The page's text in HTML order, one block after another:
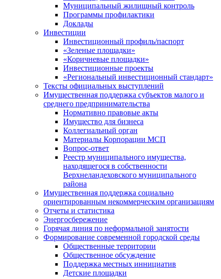
Муниципальный жилищный контроль
Программы профилактики
Доклады
Инвестиции
Инвестиционный профиль/паспорт
«Зеленые площадки»
«Коричневые площадки»
Инвестиционные проекты
«Региональный инвестиционный стандарт»
Тексты официальных выступлений
Имущественная поддержка субъектов малого и
среднего предпринимательства
Нормативно правовые акты
Имущество для бизнеса
Коллегиальный орган
Материалы Корпорации МСП
Вопрос-ответ
Реестр муниципального имущества,
находящегося в собственности
Верхнеландеховского муниципального
района
Имущественная поддержка социально
ориентированным некоммерческим организациям
Отчеты и статистика
Энергосбережение
Горячая линия по неформальной занятости
Формирование современной городской среды
Общественные территории
Общественное обсуждение
Поддержка местных иннициатив
Детские площадки